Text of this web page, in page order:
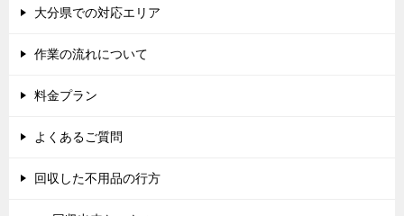
大分県での対応エリア
作業の流れについて
料金プラン
よくあるご質問
回収した不用品の行方